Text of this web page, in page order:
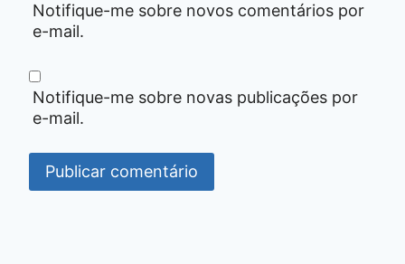
Notifique-me sobre novos comentários por
e-mail.
Notifique-me sobre novas publicações por
e-mail.